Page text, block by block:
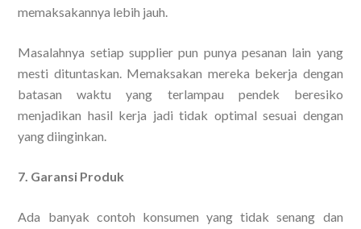
memaksakannya lebih jauh.
Masalahnya setiap supplier pun punya pesanan lain yang
mesti dituntaskan. Memaksakan mereka bekerja dengan
batasan waktu yang terlampau pendek beresiko
menjadikan hasil kerja jadi tidak optimal sesuai dengan
yang diinginkan.
7. Garansi Produk
Ada banyak contoh konsumen yang tidak senang dan